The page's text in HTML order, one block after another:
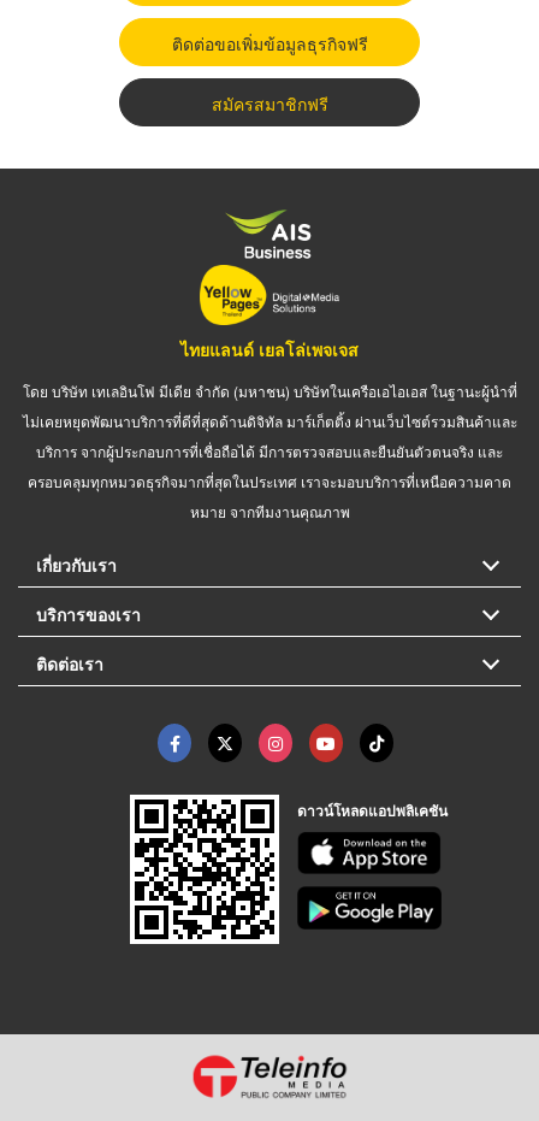
ติดต่อขอเพิ่มข้อมูลธุรกิจฟรี
สมัครสมาชิกฟรี
ไทยแลนด์ เยลโล่เพจเจส
โดย บริษัท เทเลอินโฟ มีเดีย จำกัด (มหาชน) บริษัทในเครือเอไอเอส ในฐานะผู้นำที่
ไม่เคยหยุดพัฒนาบริการที่ดีที่สุดด้านดิจิทัล มาร์เก็ตติ้ง ผ่านเว็บไซต์รวมสินค้าและ
บริการ จากผู้ประกอบการที่เชื่อถือได้ มีการตรวจสอบและยืนยันตัวตนจริง และ
ครอบคลุมทุกหมวดธุรกิจมากที่สุดในประเทศ เราจะมอบบริการที่เหนือความคาด
หมาย จากทีมงานคุณภาพ
เกี่ยวกับเรา
บริการของเรา
ติดต่อเรา
ดาวน์โหลดแอปพลิเคชัน